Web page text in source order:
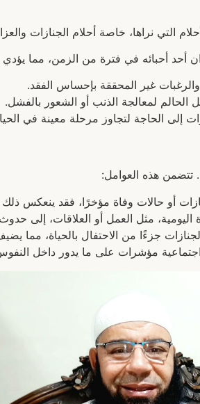
التي نراها، خاصة أحلام الجنازات
أحبائه في فترة من الزمن، مما
غير المحققة بإحساس الفقد.
الحالم لمعالجة الذنب أو الشعور بالفشل.
إلى الحاجة لتجاوز مرحلة معينة في
تتضمن هذه العوامل:
أو حالات وفاة مؤخرًا، فقد ينعكس ذلك
مثل العمل أو العلاقات، إلى
جزءًا من الاحتفال بالحياة، مما
مؤشرات على ما يدور داخل